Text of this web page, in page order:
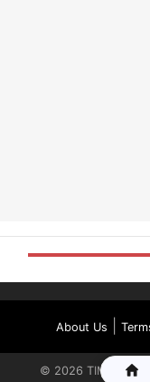
About Us
© 2026 TIMES